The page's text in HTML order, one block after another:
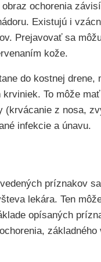
ochorenia
Existujú i
Prejavovať sa
kože.
do kostnej drene,
To môže
(krvácanie z nosa,
infekcie a únavu.
príznakov
lekára. Ten
opísaných
základného